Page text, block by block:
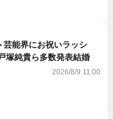
芸能界にお祝いラッシ
塚純貴ら多数発表結婚
2026/8/9 11:00